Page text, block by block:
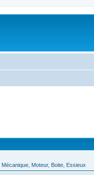
Mécanique, Moteur, Boite, Essieux